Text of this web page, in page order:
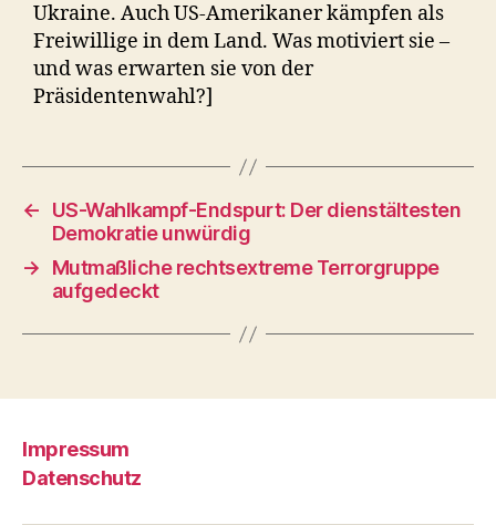
Ukraine. Auch US-Amerikaner kämpfen als
Freiwillige in dem Land. Was motiviert sie –
und was erwarten sie von der
Präsidentenwahl?]
←
US-Wahlkampf-Endspurt: Der dienstältesten
Demokratie unwürdig
→
Mutmaßliche rechtsextreme Terrorgruppe
aufgedeckt
Impressum
Datenschutz